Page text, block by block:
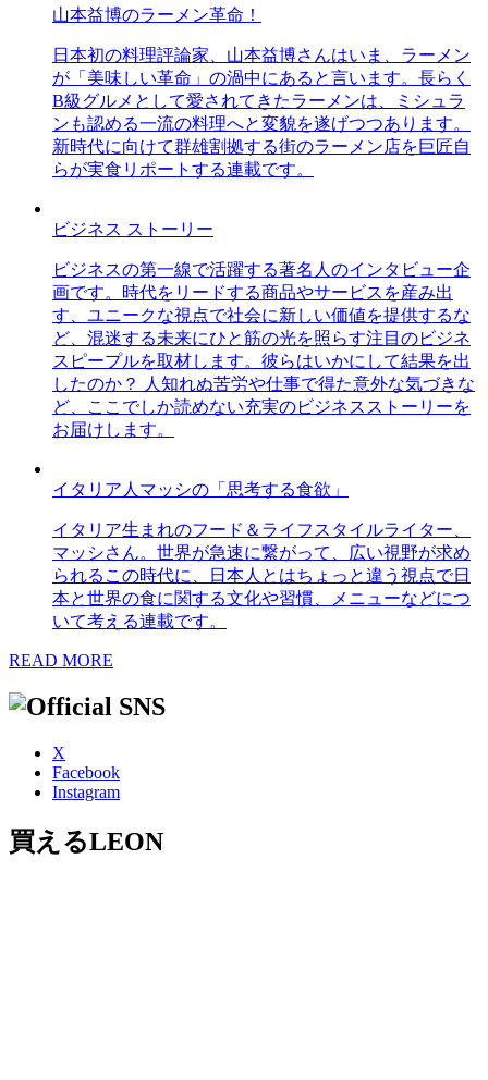
山本益博のラーメン革命！
日本初の料理評論家、山本益博さんはいま、ラーメン
が「美味しい革命」の渦中にあると言います。長らく
B級グルメとして愛されてきたラーメンは、ミシュラ
ンも認める一流の料理へと変貌を遂げつつあります。
新時代に向けて群雄割拠する街のラーメン店を巨匠自
らが実食リポートする連載です。
ビジネス ストーリー
ビジネスの第一線で活躍する著名人のインタビュー企
画です。時代をリードする商品やサービスを産み出
す、ユニークな視点で社会に新しい価値を提供するな
ど、混迷する未来にひと筋の光を照らす注目のビジネ
スピープルを取材します。彼らはいかにして結果を出
したのか？ 人知れぬ苦労や仕事で得た意外な気づきな
ど、ここでしか読めない充実のビジネスストーリーを
お届けします。
イタリア人マッシの「思考する食欲」
イタリア生まれのフード＆ライフスタイルライター、
マッシさん。世界が急速に繋がって、広い視野が求め
られるこの時代に、日本人とはちょっと違う視点で日
本と世界の食に関する文化や習慣、メニューなどにつ
いて考える連載です。
READ MORE
X
Facebook
Instagram
買えるLEON